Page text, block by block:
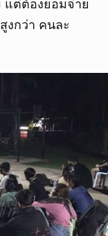
แต่ต้องยอมจ่าย
งกว่า คนละ